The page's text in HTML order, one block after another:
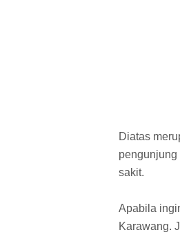
Diatas
pengunjung
sakit.
Apabila
Karawang.